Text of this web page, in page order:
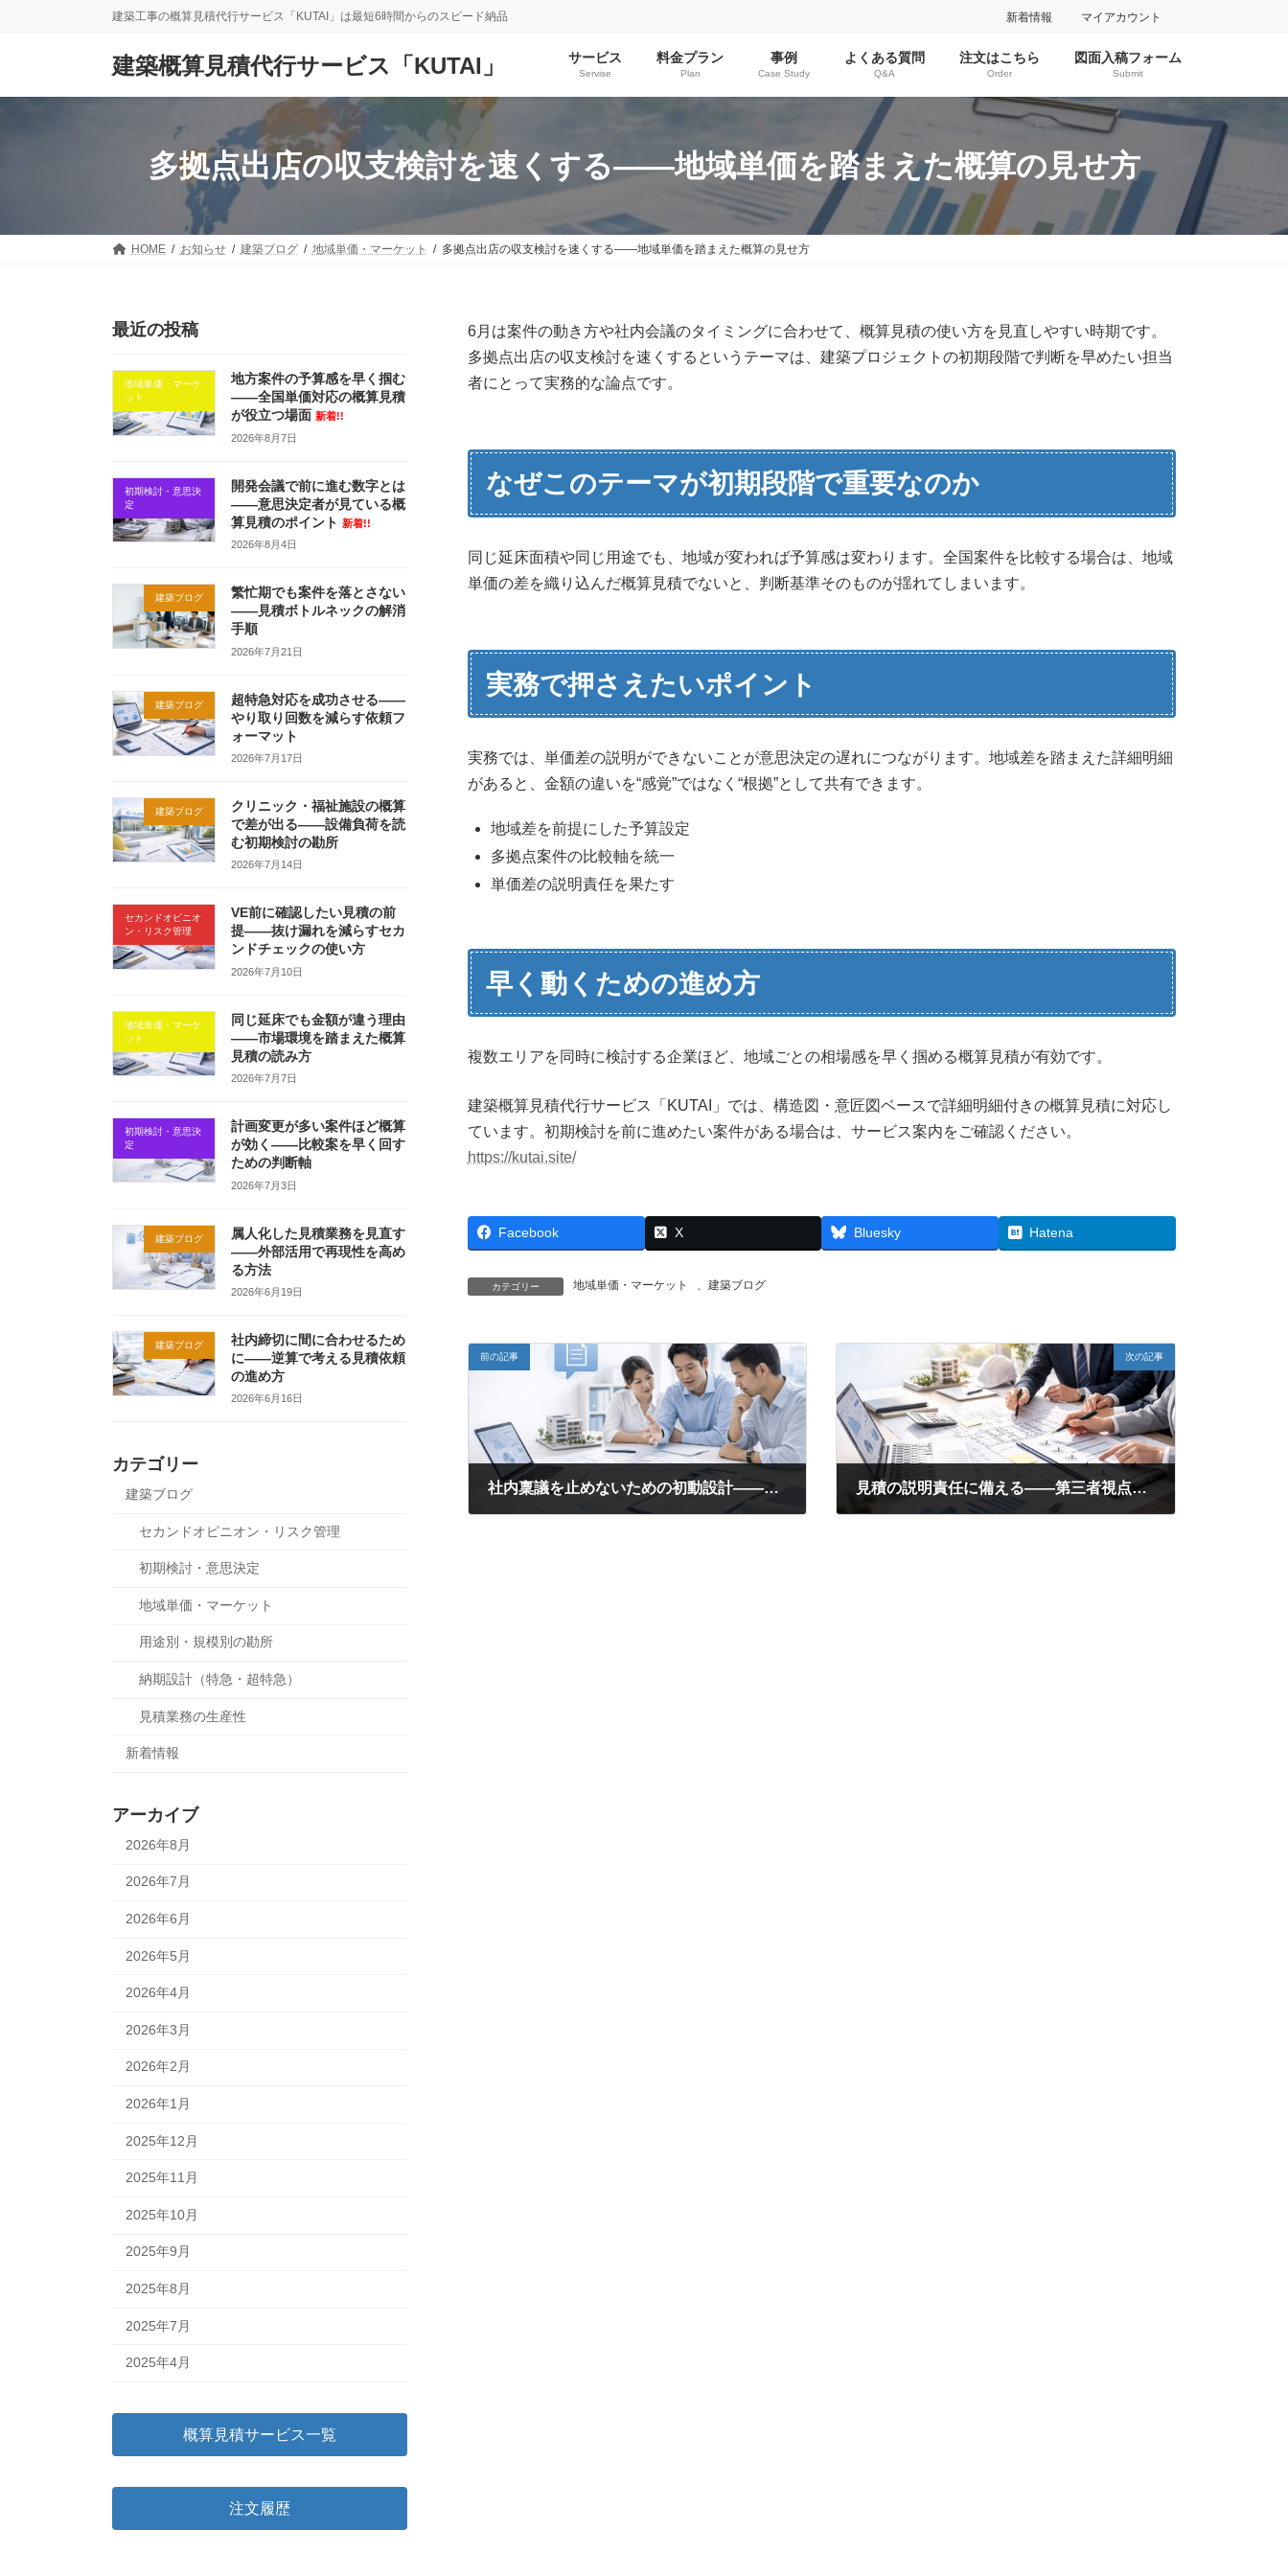
建築工事の概算見積代行サービス「KUTAI」は最短6時間からのスピード納品 新着情報 マイアカウント
建築概算見積代行サービス「KUTAI」 サービス
Servise
料金プラン
Plan
事例
Case Study
よくある質問
Q&A
注文はこちら
Order
図面入稿フォーム
Submit
多拠点出店の収支検討を速くする——地域単価を踏まえた概算の見せ方
HOME お知らせ 建築ブログ 地域単価・マーケット 多拠点出店の収支検討を速くする——地域単価を踏まえた概算の見せ方
6月は案件の動き方や社内会議のタイミングに合わせて、概算見積の使い方を見直しやすい時期です。
多拠点出店の収支検討を速くするというテーマは、建築プロジェクトの初期段階で判断を早めたい担当
者にとって実務的な論点です。
なぜこのテーマが初期段階で重要なのか
同じ延床面積や同じ用途でも、地域が変われば予算感は変わります。全国案件を比較する場合は、地域
単価の差を織り込んだ概算見積でないと、判断基準そのものが揺れてしまいます。
実務で押さえたいポイント
実務では、単価差の説明ができないことが意思決定の遅れにつながります。地域差を踏まえた詳細明細
があると、金額の違いを“感覚”ではなく“根拠”として共有できます。
地域差を前提にした予算設定
多拠点案件の比較軸を統一
単価差の説明責任を果たす
早く動くための進め方
複数エリアを同時に検討する企業ほど、地域ごとの相場感を早く掴める概算見積が有効です。
建築概算見積代行サービス「KUTAI」では、構造図・意匠図ベースで詳細明細付きの概算見積に対応し
ています。初期検討を前に進めたい案件がある場合は、サービス案内をご確認ください。
https://kutai.site/
Facebook X Bluesky Hatena
カテゴリー 地域単価・マーケット 、建築ブログ
前の記事
社内稟議を止めないための初動設計——建築概算見積を“説明資料”に変える方法
次の記事
見積の説明責任に備える——第三者視点で根拠を補強する進め方
最近の投稿
地域単価・マーケ
ット
地方案件の予算感を早く掴む
——全国単価対応の概算見積
が役立つ場面 新着!!
2026年8月7日
初期検討・意思決
定
開発会議で前に進む数字とは
——意思決定者が見ている概
算見積のポイント 新着!!
2026年8月4日
建築ブログ
繁忙期でも案件を落とさない
——見積ボトルネックの解消
手順
2026年7月21日
建築ブログ
超特急対応を成功させる——
やり取り回数を減らす依頼フ
ォーマット
2026年7月17日
建築ブログ
クリニック・福祉施設の概算
で差が出る——設備負荷を読
む初期検討の勘所
2026年7月14日
セカンドオピニオ
ン・リスク管理
VE前に確認したい見積の前
提——抜け漏れを減らすセカ
ンドチェックの使い方
2026年7月10日
地域単価・マーケ
ット
同じ延床でも金額が違う理由
——市場環境を踏まえた概算
見積の読み方
2026年7月7日
初期検討・意思決
定
計画変更が多い案件ほど概算
が効く——比較案を早く回す
ための判断軸
2026年7月3日
建築ブログ
属人化した見積業務を見直す
——外部活用で再現性を高め
る方法
2026年6月19日
建築ブログ
社内締切に間に合わせるため
に——逆算で考える見積依頼
の進め方
2026年6月16日
カテゴリー
建築ブログ
セカンドオピニオン・リスク管理
初期検討・意思決定
地域単価・マーケット
用途別・規模別の勘所
納期設計（特急・超特急）
見積業務の生産性
新着情報
アーカイブ
2026年8月
2026年7月
2026年6月
2026年5月
2026年4月
2026年3月
2026年2月
2026年1月
2025年12月
2025年11月
2025年10月
2025年9月
2025年8月
2025年7月
2025年4月
概算見積サービス一覧
注文履歴